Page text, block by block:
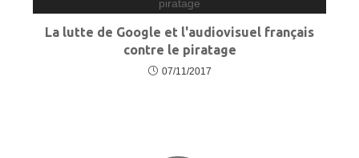
La lutte de Google et l'audiovisuel français
contre le piratage
07/11/2017